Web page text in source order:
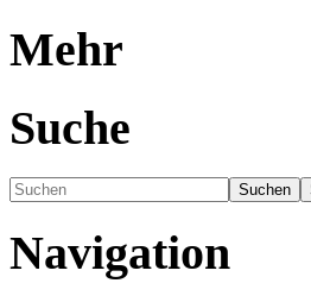
Mehr
Suche
Navigation